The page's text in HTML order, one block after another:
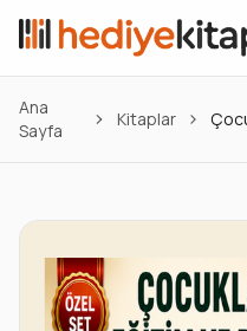
Ana
Sayfa
Kitaplar